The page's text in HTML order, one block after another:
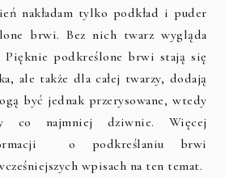
nakładam tylko podkład i puder
brwi. Bez nich twarz wygląda
Pięknie podkreślone brwi stają się
ale także dla całej twarzy, dodają
być jednak przerysowane, wtedy
co najmniej dziwnie. Więcej
o podkreślaniu brwi
wpisach na ten temat.